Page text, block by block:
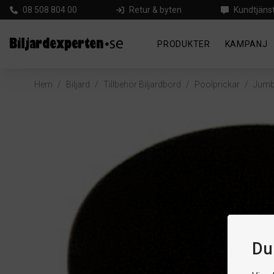
08 508 804 00 Retur & byten
PRODUKTER KAMPANJ
Hem / Biljard / Tillbehör Biljardbord / Poolprickar /